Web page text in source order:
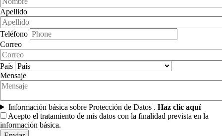
Apellido
Teléfono
Correo
País
Mensaje
Información básica sobre Protección de Datos . Haz clic aquí
Acepto el tratamiento de mis datos con la finalidad prevista en la
información básica.